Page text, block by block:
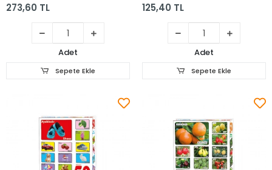
273,60 TL
Adet
Sepete Ekle
125,40 TL
Adet
Sepete Ekle